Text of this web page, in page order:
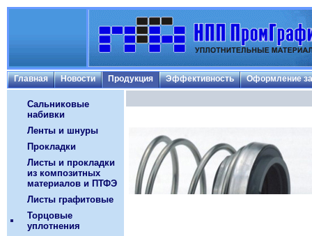
Главная Новости Продукция Эффективность Оформление
Сальниковые
набивки
Ленты и шнуры
Прокладки
Листы и прокладки
из композитных
материалов и ПТФЭ
Листы графитовые
Торцовые
уплотнения